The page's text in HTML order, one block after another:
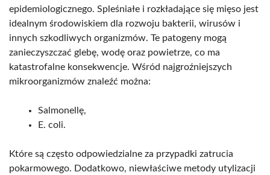
epidemiologicznego. Spleśniałe i rozkładające się mięso jest
idealnym środowiskiem dla rozwoju bakterii, wirusów i
innych szkodliwych organizmów. Te patogeny mogą
zanieczyszczać glebę, wodę oraz powietrze, co ma
katastrofalne konsekwencje. Wśród najgroźniejszych
mikroorganizmów znaleźć można:
Salmonellę,
E. coli.
Które są często odpowiedzialne za przypadki zatrucia
pokarmowego. Dodatkowo, niewłaściwe metody utylizacji